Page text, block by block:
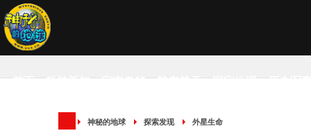
首页 科技新知 宇宙奥秘 航空航天 国家地理 历史军
神秘的地球 探索发现 外星生命